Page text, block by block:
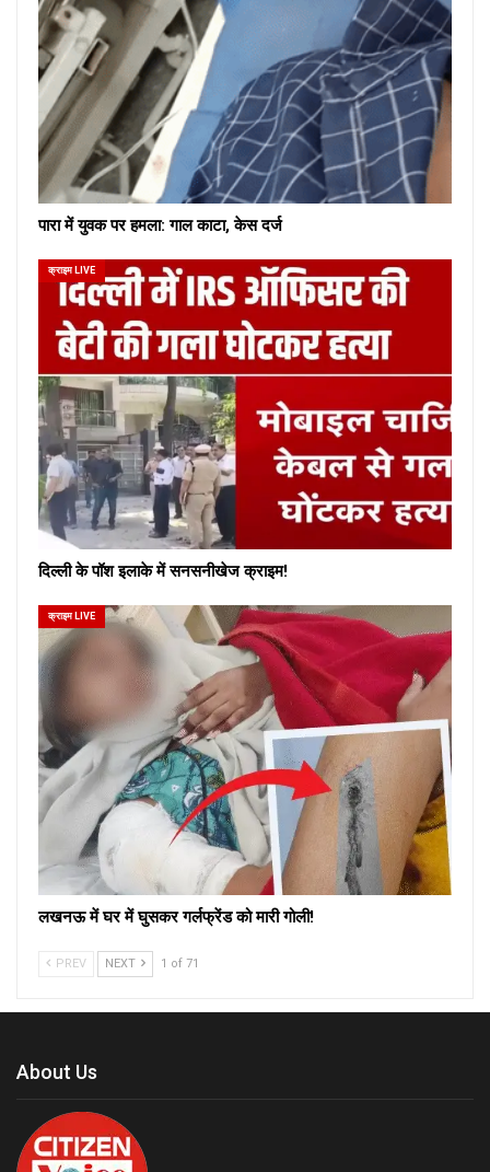
पारा में युवक पर हमला: गाल काटा, केस दर्ज
क्राइम LIVE
दिल्ली के पॉश इलाके में सनसनीखेज क्राइम!
क्राइम LIVE
लखनऊ में घर में घुसकर गर्लफ्रेंड को मारी गोली!
PREV NEXT 1 of 71
About Us